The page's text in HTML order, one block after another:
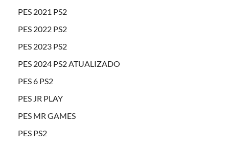
PES 2021 PS2
PES 2022 PS2
PES 2023 PS2
PES 2024 PS2 ATUALIZADO
PES 6 PS2
PES JR PLAY
PES MR GAMES
PES PS2